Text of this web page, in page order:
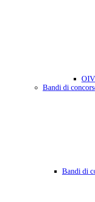
Bandi di
Bandi di